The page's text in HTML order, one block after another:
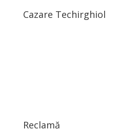
Cazare Techirghiol
Reclamă